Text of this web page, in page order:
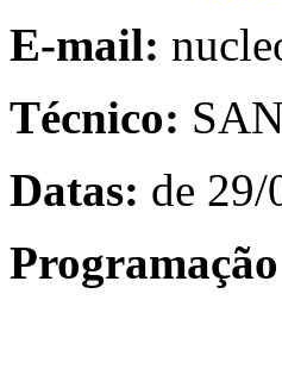
E-mail:
Técnico:
Datas: de